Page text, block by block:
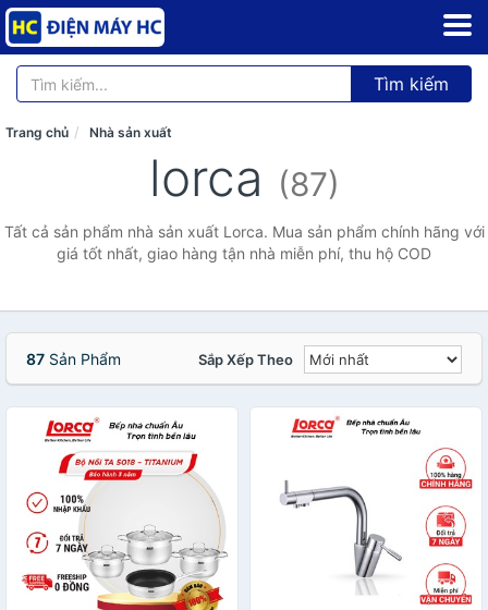
Tìm kiếm
Trang chủ Nhà sản xuất
lorca (87)
Tất cả sản phẩm nhà sản xuất Lorca. Mua sản phẩm chính hãng với
giá tốt nhất, giao hàng tận nhà miễn phí, thu hộ COD
87 Sản Phẩm Sắp Xếp Theo